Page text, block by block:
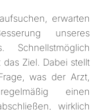
erwarten
unseres
Schnellstmöglich
Ziel. Dabei stellt
was der Arzt,
einen
wirklich